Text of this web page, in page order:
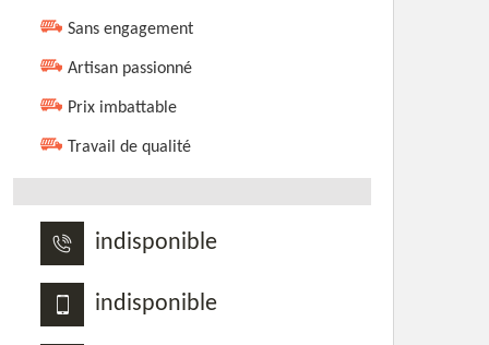
Sans engagement
Artisan passionné
Prix imbattable
Travail de qualité
indisponible
indisponible